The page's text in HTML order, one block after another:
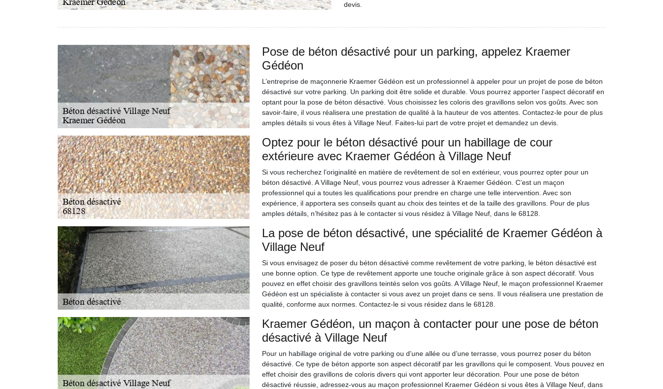
devis.
Pose de béton désactivé pour un parking, appelez Kraemer
Gédéon
L’entreprise de maçonnerie Kraemer Gédéon est un professionnel à appeler pour un projet de pose de béton
désactivé sur votre parking. Un parking doit être solide et durable. Vous pourrez apporter l’aspect décoratif en
optant pour la pose de béton désactivé. Vous choisissez les coloris des gravillons selon vos goûts. Avec son
savoir-faire, il vous réalisera une prestation de qualité à la hauteur de vos attentes. Contactez-le pour de plus
amples détails si vous êtes à Village Neuf. Faites-lui part de votre projet et demandez un devis.
Optez pour le béton désactivé pour un habillage de cour
extérieure avec Kraemer Gédéon à Village Neuf
Si vous recherchez l’originalité en matière de revêtement de sol en extérieur, vous pourrez opter pour un
béton désactivé. A Village Neuf, vous pourrez vous adresser à Kraemer Gédéon. C’est un maçon
professionnel qui a toutes les qualifications pour prendre en charge une telle intervention. Avec son
expérience, il apportera ses conseils quant au choix des teintes et de la taille des gravillons. Pour de plus
amples détails, n’hésitez pas à le contacter si vous résidez à Village Neuf, dans le 68128.
La pose de béton désactivé, une spécialité de Kraemer Gédéon à
Village Neuf
Si vous envisagez de poser du béton désactivé comme revêtement de votre parking, le béton désactivé est
une bonne option. Ce type de revêtement apporte une touche originale grâce à son aspect décoratif. Vous
pouvez en effet choisir des gravillons teintés selon vos goûts. A Village Neuf, le maçon professionnel Kraemer
Gédéon est un spécialiste à contacter si vous avez un projet dans ce sens. Il vous réalisera une prestation de
qualité, conforme aux normes. Contactez-le si vous résidez dans le 68128.
Kraemer Gédéon, un maçon à contacter pour une pose de béton
désactivé à Village Neuf
Pour un habillage original de votre parking ou d’une allée ou d’une terrasse, vous pourrez poser du béton
désactivé. Ce type de béton apporte son aspect décoratif par les gravillons qui le composent. Vous pouvez en
effet choisir des gravillons de coloris divers qui vont apporter leur décoration. Pour une pose de béton
désactivé réussie, adressez-vous au maçon professionnel Kraemer Gédéon si vous êtes à Village Neuf, dans